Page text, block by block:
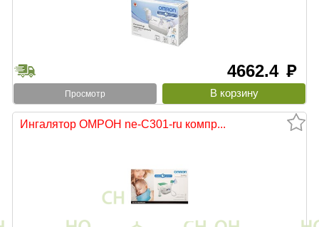
4662.4 руб
Просмотр
Ингалятор ОМРОН ne-С301-ru компр...